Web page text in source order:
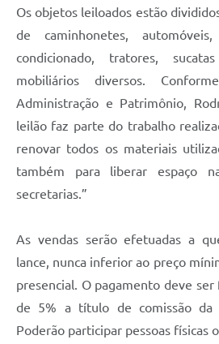
Os objetos leiloados estão
de caminhonetes,
condicionado, tratores,
mobiliários diversos.
Administração e Patrimônio,
leilão faz parte do trabalho
renovar todos os materiais
também para liberar espaço
secretarias.”
As vendas serão efetuadas a
lance, nunca inferior ao preço
presencial. O pagamento deve
de 5% a título de comissão da
Poderão participar pessoas físicas